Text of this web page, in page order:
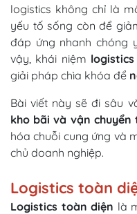
logistics không chỉ là
yếu tố sống còn để
đáp ứng nhanh chóng
vậy, khái niệm
giải pháp chìa khóa để
Bài viết này sẽ đi sâu
kho bãi và vận chuyển
hóa chuỗi cung ứng và
chủ doanh nghiệp.
Logistics toàn
Logistics toàn diện là